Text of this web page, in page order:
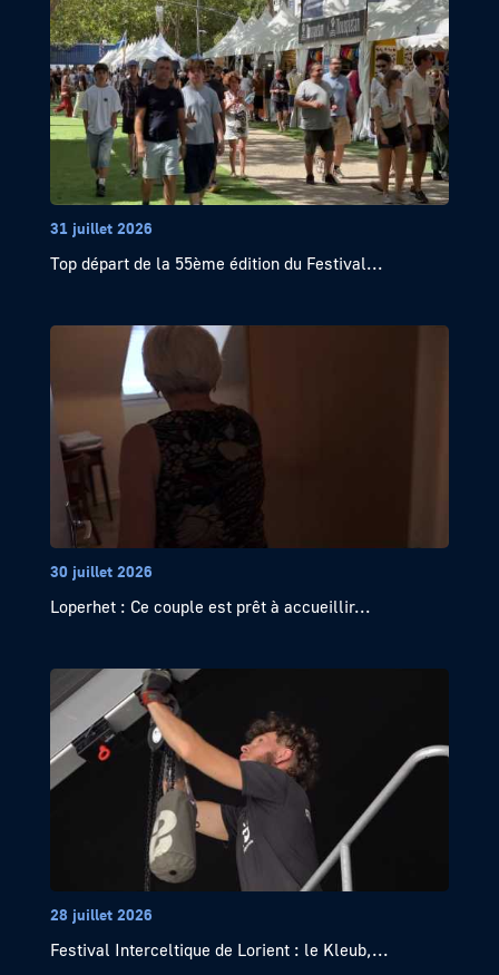
31 juillet 2026
Top départ de la 55ème édition du Festival...
30 juillet 2026
Loperhet : Ce couple est prêt à accueillir...
28 juillet 2026
Festival Interceltique de Lorient : le Kleub,...